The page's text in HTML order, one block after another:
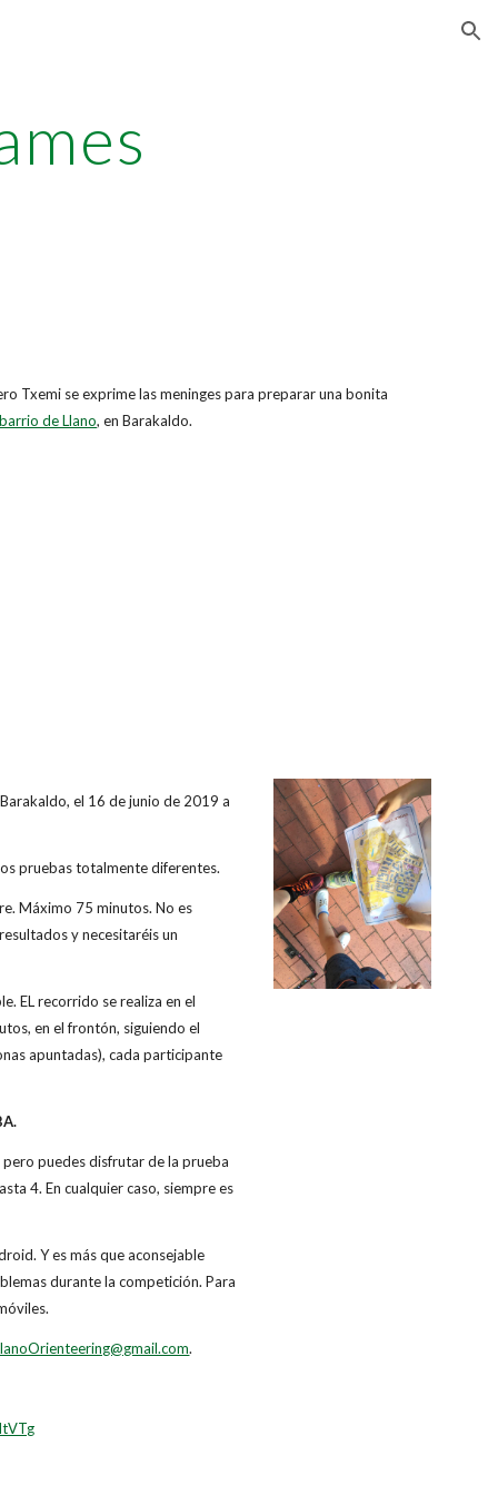
Txemi se exprime las meninges para preparar una bonita
de Llano, en Barakaldo.
el 16 de junio de 2019 a
pruebas totalmente diferentes.
Máximo 75 minutos. No es
y necesitaréis un
EL recorrido se realiza en el
en el frontón, siguiendo el
apuntadas), cada participante
pero puedes disfrutar de la prueba
4. En cualquier caso, siempre es
Y es más que aconsejable
durante la competición. Para
.